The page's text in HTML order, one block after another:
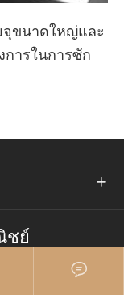
จุขนาดใหญ่และ
การในการซัก

ชย์
